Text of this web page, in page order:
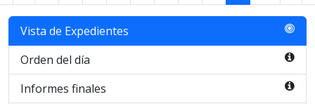
Vista de Expedientes
Orden del día
Informes finales